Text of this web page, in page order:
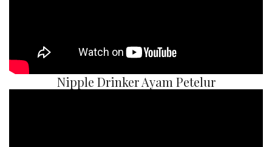
Nipple Drinker Ayam Petelur